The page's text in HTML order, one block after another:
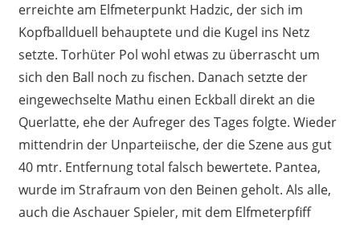
erreichte am Elfmeterpunkt Hadzic, der sich im
Kopfballduell behauptete und die Kugel ins Netz
setzte. Torhüter Pol wohl etwas zu überrascht um
sich den Ball noch zu fischen. Danach setzte der
eingewechselte Mathu einen Eckball direkt an die
Querlatte, ehe der Aufreger des Tages folgte. Wieder
mittendrin der Unparteiische, der die Szene aus gut
40 mtr. Entfernung total falsch bewertete. Pantea,
wurde im Strafraum von den Beinen geholt. Als alle,
auch die Aschauer Spieler, mit dem Elfmeterpfiff